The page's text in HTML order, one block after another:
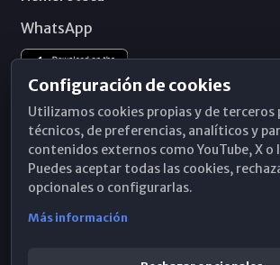
WhatsApp
Configuración de cookies
Utilizamos cookies propias y de terceros
técnicos, de preferencias, analíticos y
contenidos externos como YouTube, X o
Puedes aceptar todas las cookies,
opcionales o configurarlas.
Más información